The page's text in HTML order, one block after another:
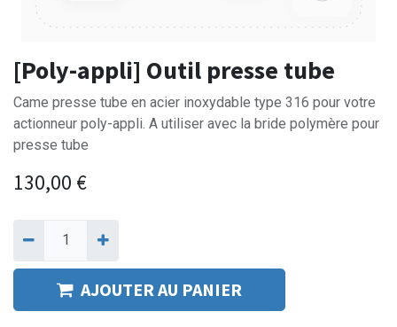
[Poly-appli] Outil presse tube
Came presse tube en acier inoxydable type 316 pour votre
actionneur poly-appli. A utiliser avec la bride polymère pour
presse tube
130,00 €
AJOUTER AU PANIER